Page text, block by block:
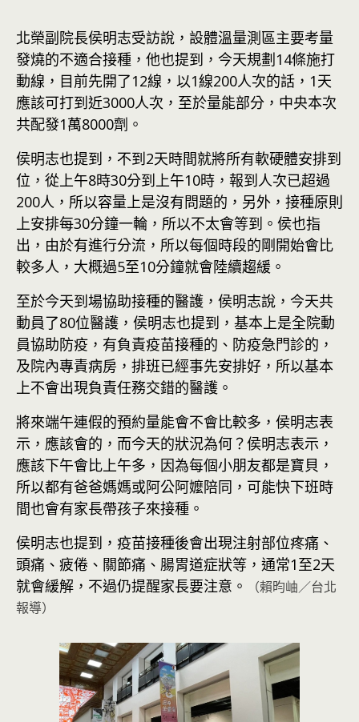
北榮副院長侯明志受訪說，設體溫量測區主要考量
發燒的不適合接種，他也提到，今天規劃14條施打
動線，目前先開了12線，以1線200人次的話，1天
應該可打到近3000人次，至於量能部分，中央本次
共配發1萬8000劑。
侯明志也提到，不到2天時間就將所有軟硬體安排到
位，從上午8時30分到上午10時，報到人次已超過
200人，所以容量上是沒有問題的，另外，接種原則
上安排每30分鐘一輪，所以不太會等到。侯也指
出，由於有進行分流，所以每個時段的剛開始會比
較多人，大概過5至10分鐘就會陸續趨緩。
至於今天到場協助接種的醫護，侯明志說，今天共
動員了80位醫護，侯明志也提到，基本上是全院動
員協助防疫，有負責疫苗接種的、防疫急門診的，
及院內專責病房，排班已經事先安排好，所以基本
上不會出現負責任務交錯的醫護。
將來端午連假的預約量能會不會比較多，侯明志表
示，應該會的，而今天的狀況為何？侯明志表示，
應該下午會比上午多，因為每個小朋友都是寶貝，
所以都有爸爸媽媽或阿公阿嬤陪同，可能快下班時
間也會有家長帶孩子來接種。
侯明志也提到，疫苗接種後會出現注射部位疼痛、
頭痛、疲倦、關節痛、腸胃道症狀等，通常1至2天
就會緩解，不過仍提醒家長要注意。
（賴昀岫／台北
報導）